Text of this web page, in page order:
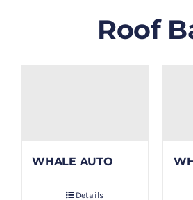
Roof
WHALE AUTO
Details